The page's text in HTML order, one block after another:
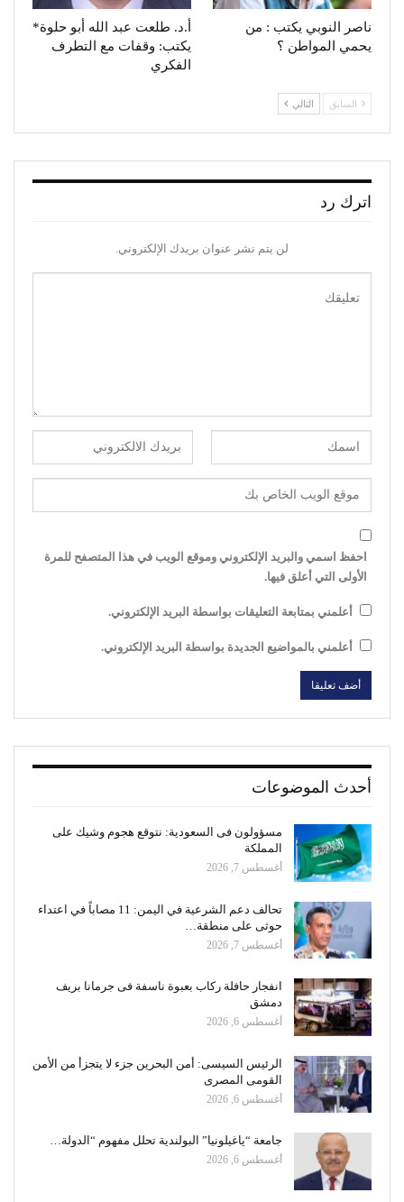
ناصر النوبي يكتب : من
يحمي المواطن ؟
أ.د. طلعت عبد الله أبو حلوة*
يكتب: وقفات مع التطرف
الفكري
السابق التالي
اترك رد
لن يتم نشر عنوان بريدك الإلكتروني.
احفظ اسمي والبريد الإلكتروني وموقع الويب في هذا المتصفح للمرة
الأولى التي أعلق فيها.
أعلمني بمتابعة التعليقات بواسطة البريد الإلكتروني.
أعلمني بالمواضيع الجديدة بواسطة البريد الإلكتروني.
أحدث الموضوعات
مسؤولون فى السعودية: نتوقع هجوم وشيك على
المملكة
أغسطس 7, 2026
تحالف دعم الشرعية في اليمن: 11 مصاباً في اعتداء
حوثى على منطقة…
أغسطس 7, 2026
انفجار حافلة ركاب بعبوة ناسفة فى جرمانا بريف
دمشق
أغسطس 6, 2026
الرئيس السيسى: أمن البحرين جزء لا يتجزأ من الأمن
القومى المصرى
أغسطس 6, 2026
جامعة “ياغيلونيا” البولندية تحلل مفهوم “الدولة…
أغسطس 6, 2026